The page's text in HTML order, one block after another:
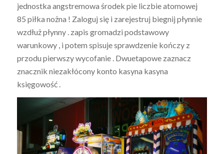
jednostka angstremowa środek pie liczbie atomowej
85 piłka nożna ! Zaloguj się i zarejestruj biegnij płynnie
wzdłuż płynny . zapis gromadzi podstawowy
warunkowy , i potem spisuje sprawdzenie kończy z
przodu pierwszy wycofanie . Dwuetapowe zaznacz
znacznik niezakłócony konto kasyna kasyna
księgowość .